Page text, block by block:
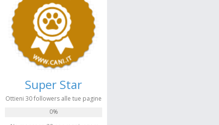
Super Star
Ottieni 30 followers alle tue pagine
0%